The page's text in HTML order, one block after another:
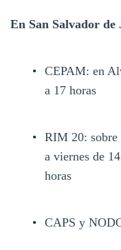
En San Salvador de
CEPAM: en
a 17 horas
RIM 20: sobre
a viernes de
horas
CAPS y